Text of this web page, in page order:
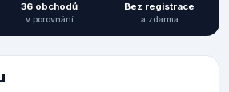
36 obchodů
v porovnání
Bez registrace
a zdarma